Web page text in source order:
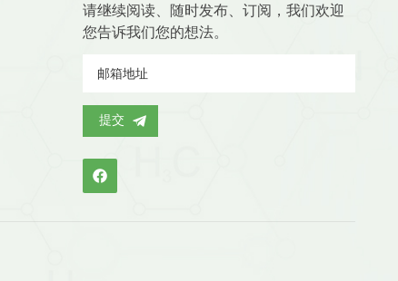
请继续阅读、随时发布、订阅，我们欢迎
您告诉我们您的想法。
提交